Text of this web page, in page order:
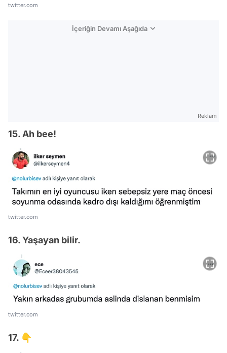
twitter.com
İçeriğin Devamı Aşağıda
Reklam
15. Ah bee!
twitter.com
16. Yaşayan bilir.
twitter.com
17. 👇